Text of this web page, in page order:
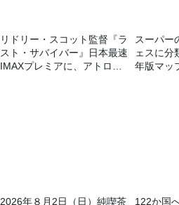
リドリー・スコット監督『ラ
スト・サバイバー』日本最速
IMAXプレミアに、アトロク
スーパー
ェスに分
年版マッ
2026年８月2日（日）純喫茶 122か国